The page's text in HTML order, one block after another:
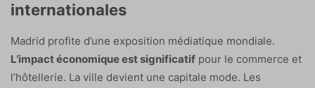
internationales
Madrid profite d’une exposition médiatique mondiale.
L’impact économique est significatif pour le commerce et
l’hôtellerie. La ville devient une capitale mode. Les